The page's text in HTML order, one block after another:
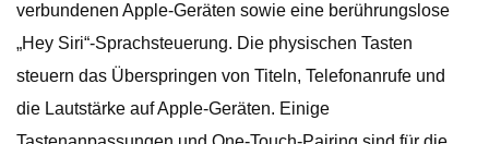
verbundenen Apple-Geräten sowie eine berührungslose
„Hey Siri“-Sprachsteuerung. Die physischen Tasten
steuern das Überspringen von Titeln, Telefonanrufe und
die Lautstärke auf Apple-Geräten. Einige